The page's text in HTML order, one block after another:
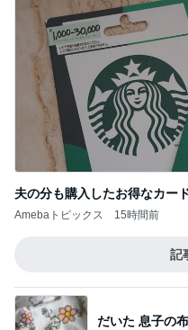
だいた 息子の
Amebaトピックス
旦那様の言葉
Amebaトピックス
Amebaトピックス